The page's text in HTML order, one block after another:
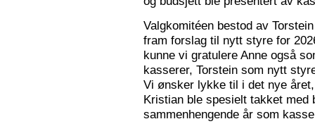
Valgkomitéen bestod av
fram forslag til nytt styre for
kunne vi gratulere Anne også
kasserer, Torstein som nytt
Vi ønsker lykke til i det nye
Kristian ble spesielt takket med
sammenhengende år som